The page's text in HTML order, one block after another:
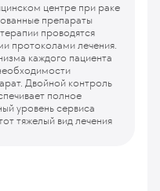
центре при раке
препараты
проводятся
протоколами лечения.
каждого пациента
Двойной контроль
полное
уровень сервиса
тяжелый вид лечения